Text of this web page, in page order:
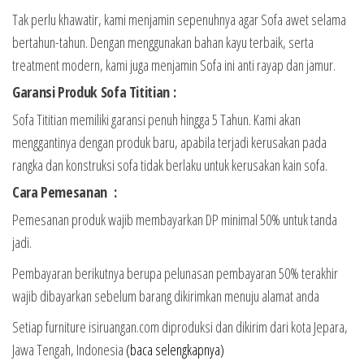
Tak perlu khawatir, kami menjamin sepenuhnya agar Sofa awet selama
bertahun-tahun. Dengan menggunakan bahan kayu terbaik, serta
treatment modern, kami juga menjamin Sofa ini anti rayap dan jamur.
Garansi Produk Sofa Tititian :
Sofa Tititian memiliki garansi penuh hingga 5 Tahun. Kami akan
menggantinya dengan produk baru, apabila terjadi kerusakan pada
rangka dan konstruksi sofa tidak berlaku untuk kerusakan kain sofa.
Cara Pemesanan :
Pemesanan produk wajib membayarkan DP minimal 50% untuk tanda
jadi.
Pembayaran berikutnya berupa pelunasan pembayaran 50% terakhir
wajib dibayarkan sebelum barang dikirimkan menuju alamat anda
Setiap furniture isiruangan.com diproduksi dan dikirim dari kota Jepara,
Jawa Tengah, Indonesia (baca selengkapnya)